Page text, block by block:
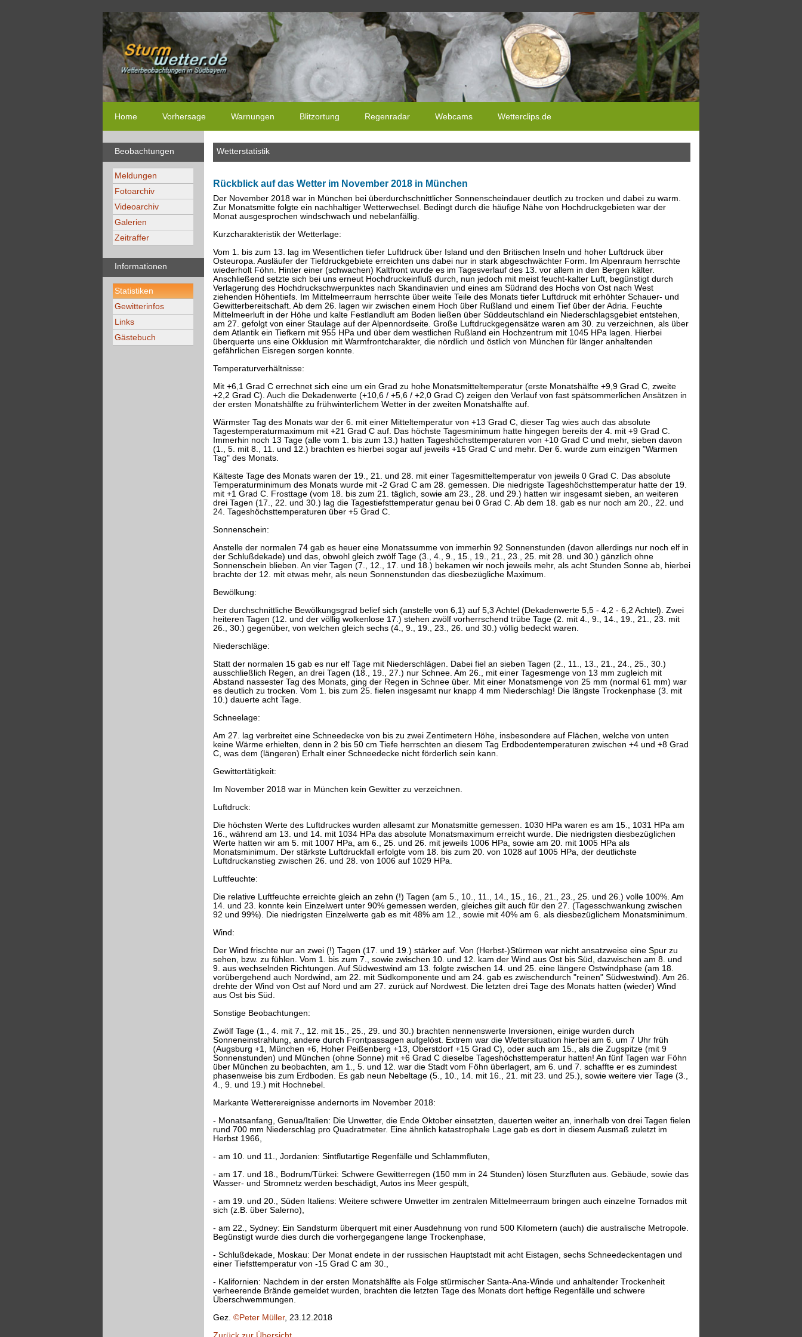
Home Vorhersage Warnungen Blitzortung Regenradar Webcams Wetterclips.de
Beobachtungen
Meldungen
Fotoarchiv
Videoarchiv
Galerien
Zeitraffer
Informationen
Statistiken
Gewitterinfos
Links
Gästebuch
Wetterstatistik
Rückblick auf das Wetter im November 2018 in München
Der November 2018 war in München bei überdurchschnittlicher Sonnenscheindauer deutlich zu trocken und dabei zu warm.
Zur Monatsmitte folgte ein nachhaltiger Wetterwechsel. Bedingt durch die häufige Nähe von Hochdruckgebieten war der
Monat ausgesprochen windschwach und nebelanfällig.
Kurzcharakteristik der Wetterlage:
Vom 1. bis zum 13. lag im Wesentlichen tiefer Luftdruck über Island und den Britischen Inseln und hoher Luftdruck über
Osteuropa. Ausläufer der Tiefdruckgebiete erreichten uns dabei nur in stark abgeschwächter Form. Im Alpenraum herrschte
wiederholt Föhn. Hinter einer (schwachen) Kaltfront wurde es im Tagesverlauf des 13. vor allem in den Bergen kälter.
Anschließend setzte sich bei uns erneut Hochdruckeinfluß durch, nun jedoch mit meist feucht-kalter Luft, begünstigt durch
Verlagerung des Hochdruckschwerpunktes nach Skandinavien und eines am Südrand des Hochs von Ost nach West
ziehenden Höhentiefs. Im Mittelmeerraum herrschte über weite Teile des Monats tiefer Luftdruck mit erhöhter Schauer- und
Gewitterbereitschaft. Ab dem 26. lagen wir zwischen einem Hoch über Rußland und einem Tief über der Adria. Feuchte
Mittelmeerluft in der Höhe und kalte Festlandluft am Boden ließen über Süddeutschland ein Niederschlagsgebiet entstehen,
am 27. gefolgt von einer Staulage auf der Alpennordseite. Große Luftdruckgegensätze waren am 30. zu verzeichnen, als über
dem Atlantik ein Tiefkern mit 955 HPa und über dem westlichen Rußland ein Hochzentrum mit 1045 HPa lagen. Hierbei
überquerte uns eine Okklusion mit Warmfrontcharakter, die nördlich und östlich von München für länger anhaltenden
gefährlichen Eisregen sorgen konnte.
Temperaturverhältnisse:
Mit +6,1 Grad C errechnet sich eine um ein Grad zu hohe Monatsmitteltemperatur (erste Monatshälfte +9,9 Grad C, zweite
+2,2 Grad C). Auch die Dekadenwerte (+10,6 / +5,6 / +2,0 Grad C) zeigen den Verlauf von fast spätsommerlichen Ansätzen in
der ersten Monatshälfte zu frühwinterlichem Wetter in der zweiten Monatshälfte auf.
Wärmster Tag des Monats war der 6. mit einer Mitteltemperatur von +13 Grad C, dieser Tag wies auch das absolute
Tagestemperaturmaximum mit +21 Grad C auf. Das höchste Tagesminimum hatte hingegen bereits der 4. mit +9 Grad C.
Immerhin noch 13 Tage (alle vom 1. bis zum 13.) hatten Tageshöchsttemperaturen von +10 Grad C und mehr, sieben davon
(1., 5. mit 8., 11. und 12.) brachten es hierbei sogar auf jeweils +15 Grad C und mehr. Der 6. wurde zum einzigen "Warmen
Tag" des Monats.
Kälteste Tage des Monats waren der 19., 21. und 28. mit einer Tagesmitteltemperatur von jeweils 0 Grad C. Das absolute
Temperaturminimum des Monats wurde mit -2 Grad C am 28. gemessen. Die niedrigste Tageshöchsttemperatur hatte der 19.
mit +1 Grad C. Frosttage (vom 18. bis zum 21. täglich, sowie am 23., 28. und 29.) hatten wir insgesamt sieben, an weiteren
drei Tagen (17., 22. und 30.) lag die Tagestiefsttemperatur genau bei 0 Grad C. Ab dem 18. gab es nur noch am 20., 22. und
24. Tageshöchsttemperaturen über +5 Grad C.
Sonnenschein:
Anstelle der normalen 74 gab es heuer eine Monatssumme von immerhin 92 Sonnenstunden (davon allerdings nur noch elf in
der Schlußdekade) und das, obwohl gleich zwölf Tage (3., 4., 9., 15., 19., 21., 23., 25. mit 28. und 30.) gänzlich ohne
Sonnenschein blieben. An vier Tagen (7., 12., 17. und 18.) bekamen wir noch jeweils mehr, als acht Stunden Sonne ab, hierbei
brachte der 12. mit etwas mehr, als neun Sonnenstunden das diesbezügliche Maximum.
Bewölkung:
Der durchschnittliche Bewölkungsgrad belief sich (anstelle von 6,1) auf 5,3 Achtel (Dekadenwerte 5,5 - 4,2 - 6,2 Achtel). Zwei
heiteren Tagen (12. und der völlig wolkenlose 17.) stehen zwölf vorherrschend trübe Tage (2. mit 4., 9., 14., 19., 21., 23. mit
26., 30.) gegenüber, von welchen gleich sechs (4., 9., 19., 23., 26. und 30.) völlig bedeckt waren.
Niederschläge:
Statt der normalen 15 gab es nur elf Tage mit Niederschlägen. Dabei fiel an sieben Tagen (2., 11., 13., 21., 24., 25., 30.)
ausschließlich Regen, an drei Tagen (18., 19., 27.) nur Schnee. Am 26., mit einer Tagesmenge von 13 mm zugleich mit
Abstand nassester Tag des Monats, ging der Regen in Schnee über. Mit einer Monatsmenge von 25 mm (normal 61 mm) war
es deutlich zu trocken. Vom 1. bis zum 25. fielen insgesamt nur knapp 4 mm Niederschlag! Die längste Trockenphase (3. mit
10.) dauerte acht Tage.
Schneelage:
Am 27. lag verbreitet eine Schneedecke von bis zu zwei Zentimetern Höhe, insbesondere auf Flächen, welche von unten
keine Wärme erhielten, denn in 2 bis 50 cm Tiefe herrschten an diesem Tag Erdbodentemperaturen zwischen +4 und +8 Grad
C, was dem (längeren) Erhalt einer Schneedecke nicht förderlich sein kann.
Gewittertätigkeit:
Im November 2018 war in München kein Gewitter zu verzeichnen.
Luftdruck:
Die höchsten Werte des Luftdruckes wurden allesamt zur Monatsmitte gemessen. 1030 HPa waren es am 15., 1031 HPa am
16., während am 13. und 14. mit 1034 HPa das absolute Monatsmaximum erreicht wurde. Die niedrigsten diesbezüglichen
Werte hatten wir am 5. mit 1007 HPa, am 6., 25. und 26. mit jeweils 1006 HPa, sowie am 20. mit 1005 HPa als
Monatsminimum. Der stärkste Luftdruckfall erfolgte vom 18. bis zum 20. von 1028 auf 1005 HPa, der deutlichste
Luftdruckanstieg zwischen 26. und 28. von 1006 auf 1029 HPa.
Luftfeuchte:
Die relative Luftfeuchte erreichte gleich an zehn (!) Tagen (am 5., 10., 11., 14., 15., 16., 21., 23., 25. und 26.) volle 100%. Am
14. und 23. konnte kein Einzelwert unter 90% gemessen werden, gleiches gilt auch für den 27. (Tagesschwankung zwischen
92 und 99%). Die niedrigsten Einzelwerte gab es mit 48% am 12., sowie mit 40% am 6. als diesbezüglichem Monatsminimum.
Wind:
Der Wind frischte nur an zwei (!) Tagen (17. und 19.) stärker auf. Von (Herbst-)Stürmen war nicht ansatzweise eine Spur zu
sehen, bzw. zu fühlen. Vom 1. bis zum 7., sowie zwischen 10. und 12. kam der Wind aus Ost bis Süd, dazwischen am 8. und
9. aus wechselnden Richtungen. Auf Südwestwind am 13. folgte zwischen 14. und 25. eine längere Ostwindphase (am 18.
vorübergehend auch Nordwind, am 22. mit Südkomponente und am 24. gab es zwischendurch "reinen" Südwestwind). Am 26.
drehte der Wind von Ost auf Nord und am 27. zurück auf Nordwest. Die letzten drei Tage des Monats hatten (wieder) Wind
aus Ost bis Süd.
Sonstige Beobachtungen:
Zwölf Tage (1., 4. mit 7., 12. mit 15., 25., 29. und 30.) brachten nennenswerte Inversionen, einige wurden durch
Sonneneinstrahlung, andere durch Frontpassagen aufgelöst. Extrem war die Wettersituation hierbei am 6. um 7 Uhr früh
(Augsburg +1, München +6, Hoher Peißenberg +13, Oberstdorf +15 Grad C), oder auch am 15., als die Zugspitze (mit 9
Sonnenstunden) und München (ohne Sonne) mit +6 Grad C dieselbe Tageshöchsttemperatur hatten! An fünf Tagen war Föhn
über München zu beobachten, am 1., 5. und 12. war die Stadt vom Föhn überlagert, am 6. und 7. schaffte er es zumindest
phasenweise bis zum Erdboden. Es gab neun Nebeltage (5., 10., 14. mit 16., 21. mit 23. und 25.), sowie weitere vier Tage (3.,
4., 9. und 19.) mit Hochnebel.
Markante Wetterereignisse andernorts im November 2018:
- Monatsanfang, Genua/Italien: Die Unwetter, die Ende Oktober einsetzten, dauerten weiter an, innerhalb von drei Tagen fielen
rund 700 mm Niederschlag pro Quadratmeter. Eine ähnlich katastrophale Lage gab es dort in diesem Ausmaß zuletzt im
Herbst 1966,
- am 10. und 11., Jordanien: Sintflutartige Regenfälle und Schlammfluten,
- am 17. und 18., Bodrum/Türkei: Schwere Gewitterregen (150 mm in 24 Stunden) lösen Sturzfluten aus. Gebäude, sowie das
Wasser- und Stromnetz werden beschädigt, Autos ins Meer gespült,
- am 19. und 20., Süden Italiens: Weitere schwere Unwetter im zentralen Mittelmeerraum bringen auch einzelne Tornados mit
sich (z.B. über Salerno),
- am 22., Sydney: Ein Sandsturm überquert mit einer Ausdehnung von rund 500 Kilometern (auch) die australische Metropole.
Begünstigt wurde dies durch die vorhergegangene lange Trockenphase,
- Schlußdekade, Moskau: Der Monat endete in der russischen Hauptstadt mit acht Eistagen, sechs Schneedeckentagen und
einer Tiefsttemperatur von -15 Grad C am 30.,
- Kalifornien: Nachdem in der ersten Monatshälfte als Folge stürmischer Santa-Ana-Winde und anhaltender Trockenheit
verheerende Brände gemeldet wurden, brachten die letzten Tage des Monats dort heftige Regenfälle und schwere
Überschwemmungen.
Gez. ©Peter Müller, 23.12.2018